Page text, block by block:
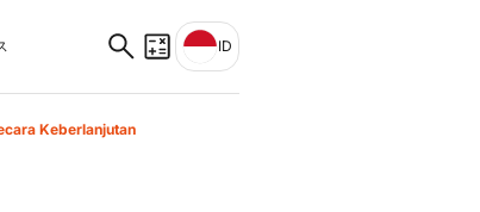
ID
Keberlanjutan